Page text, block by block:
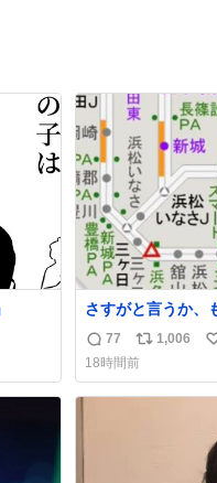
さすがと言うか、
返
信
数
77
リ
ポ
ス
1,006
い
18時間前